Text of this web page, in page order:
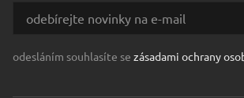
odesláním souhlasíte se zásadami ochrany